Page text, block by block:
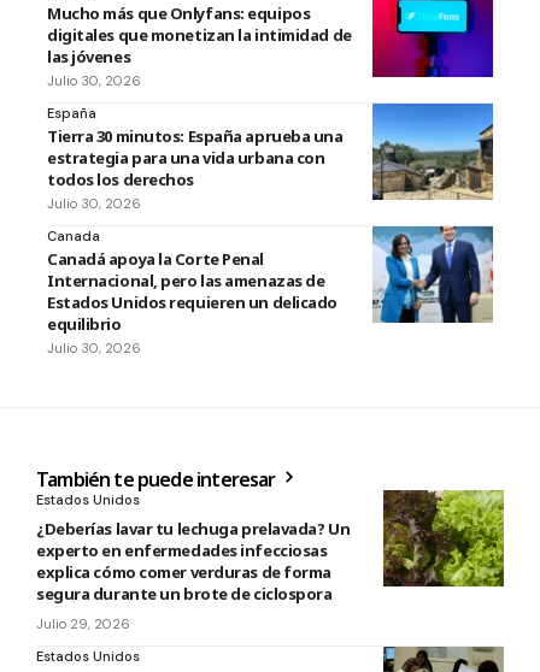
Mucho más que Onlyfans: equipos
digitales que monetizan la intimidad de
las jóvenes
Julio 30, 2026
España
Tierra 30 minutos: España aprueba una
estrategia para una vida urbana con
todos los derechos
Julio 30, 2026
Canada
Canadá apoya la Corte Penal
Internacional, pero las amenazas de
Estados Unidos requieren un delicado
equilibrio
Julio 30, 2026
También te puede interesar
Estados Unidos
¿Deberías lavar tu lechuga prelavada? Un
experto en enfermedades infecciosas
explica cómo comer verduras de forma
segura durante un brote de ciclospora
Julio 29, 2026
Estados Unidos